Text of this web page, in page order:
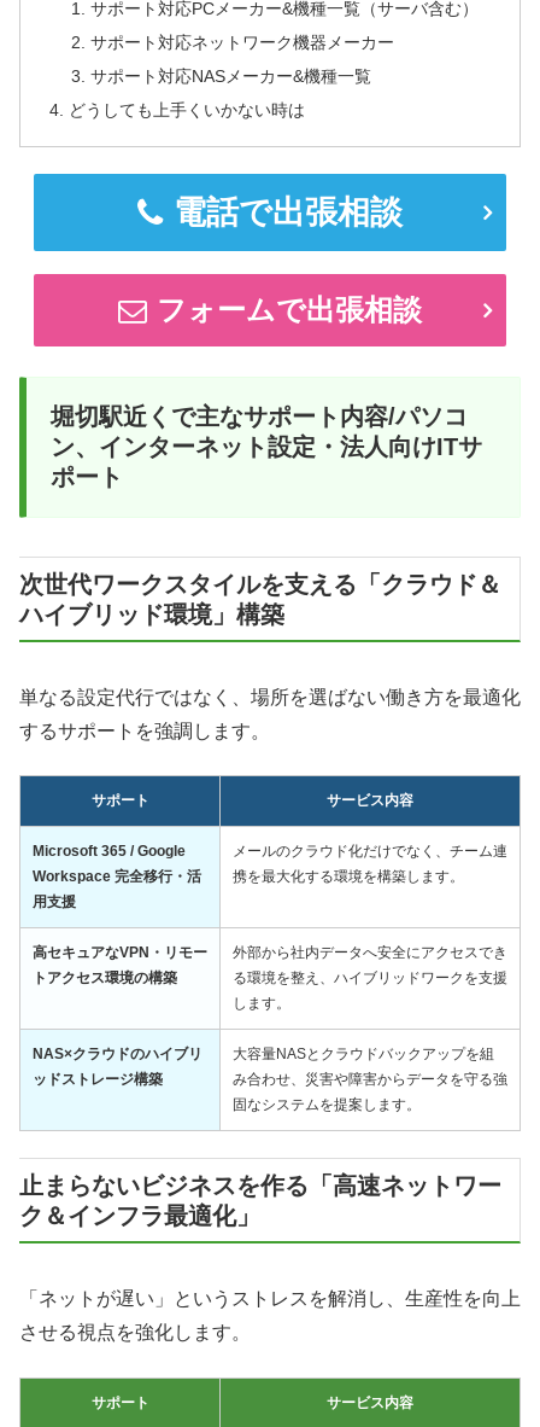
サポート対応PCメーカー&機種一覧（サーバ含む）
サポート対応ネットワーク機器メーカー
サポート対応NASメーカー&機種一覧
どうしても上手くいかない時は
電話で出張相談
フォームで出張相談
堀切駅近くで主なサポート内容/パソコ
ン、インターネット設定・法人向けITサ
ポート
次世代ワークスタイルを支える「クラウド＆
ハイブリッド環境」構築
単なる設定代行ではなく、場所を選ばない働き方を最適化
するサポートを強調します。
サポート サービス内容
Microsoft 365 / Google
Workspace 完全移行・活
用支援
メールのクラウド化だけでなく、チーム連
携を最大化する環境を構築します。
高セキュアなVPN・リモー
トアクセス環境の構築
外部から社内データへ安全にアクセスでき
る環境を整え、ハイブリッドワークを支援
します。
NAS×クラウドのハイブリ
ッドストレージ構築
大容量NASとクラウドバックアップを組
み合わせ、災害や障害からデータを守る強
固なシステムを提案します。
止まらないビジネスを作る「高速ネットワー
ク＆インフラ最適化」
「ネットが遅い」というストレスを解消し、生産性を向上
させる視点を強化します。
サポート サービス内容